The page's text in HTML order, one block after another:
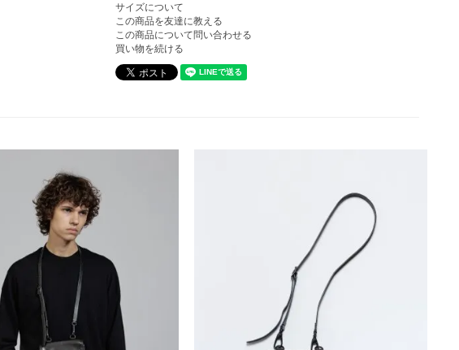
サイズについて
この商品を友達に教える
この商品について問い合わせる
買い物を続ける